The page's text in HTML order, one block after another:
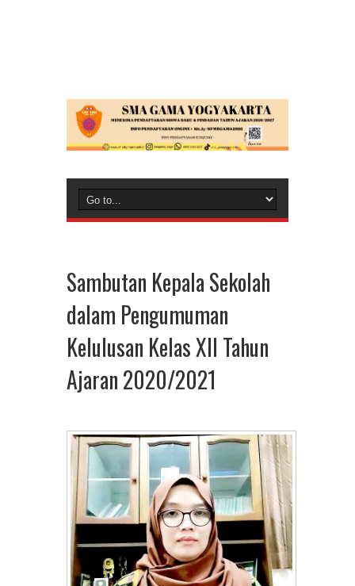
Sambutan Kepala Sekolah
dalam Pengumuman
Kelulusan Kelas XII Tahun
Ajaran 2020/2021